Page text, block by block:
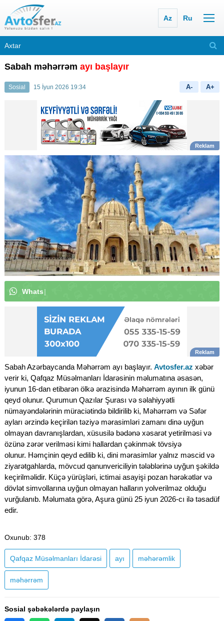
Az Ru
Sabah məhərrəm ayı başlayır
Sosial 15 İyun 2026 19:34 A- A+
WhatsA
Sabah Azərbaycanda Məhərrəm ayı başlayır. Avtosfer.az xəbər
verir ki, Qafqaz Müsəlmanları İdarəsinin məlumatına əsasən,
iyunun 16-dan etibarən ölkə ərazisində Məhərrəm ayının ilk günü
qeyd olunur. Qurumun Qazılar Şurası və səlahiyyətli
nümayəndələrinin müraciətində bildirilib ki, Məhərrəm və Səfər
ayları ərzində keçirilən təziyə mərasimləri zamanı dinə uyğun
olmayan davranışlardan, xüsusilə bədənə xəsarət yetirilməsi və
özünə zərər verilməsi kimi hallardan çəkinmək tövsiyə
olunur. Həmçinin qeyd edilib ki, dini mərasimlər yalnız məscid və
ziyarətgahlarda, mövcud qanunvericiliyin tələblərinə uyğun şəkildə
keçirilməlidir. Küçə yürüşləri, ictimai asayişi pozan hərəkətlər və
dövlət simvollarına uyğun olmayan halların yolverilməz olduğu
vurğulanıb. Məlumata görə, Aşura günü 25 iyun 2026-cı ilə təsadüf
edir.
Oxunub: 378
Qafqaz Müsəlmanları İdarəsi ayı məhərəmlik
məhərrəm
Sosial şəbəkələrdə paylaşın